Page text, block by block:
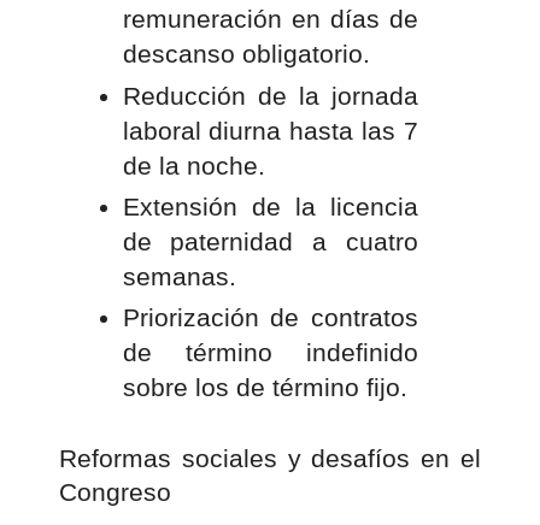
remuneración en días de
descanso obligatorio.
Reducción de la jornada
laboral diurna hasta las 7
de la noche.
Extensión de la licencia
de paternidad a cuatro
semanas.
Priorización de contratos
de término indefinido
sobre los de término fijo.
Reformas sociales y desafíos en el
Congreso